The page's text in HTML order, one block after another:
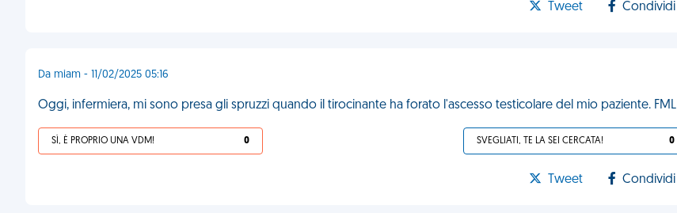
Tweet Condividi
Da miam - 11/02/2025 05:16
Oggi, infermiera, mi sono presa gli spruzzi quando il tirocinante ha forato l'ascesso testicolare del mio paziente. FML
SÌ, È PROPRIO UNA VDM! 0 SVEGLIATI, TE LA SEI CERCATA! 0
Tweet Condividi